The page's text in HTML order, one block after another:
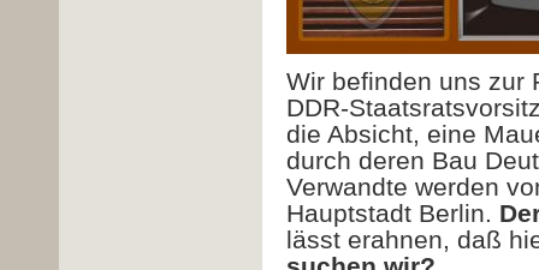
Wir befinden uns zur
DDR-
die Absicht, eine
durch deren Bau
Verwandte werden
Hauptstadt Berlin.
lässt erahnen, daß